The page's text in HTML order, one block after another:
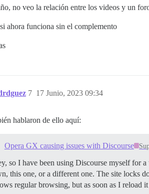
no veo la relación entre los videos y un
ahora funciona sin el complemento
17 Junio, 2023 09:34
7
hablaron de ello aquí:
Opera GX causing issues with Discourse
so I have been using Discourse myself for
this one, or a different one. The site locks
regular browsing, but as soon as I reload